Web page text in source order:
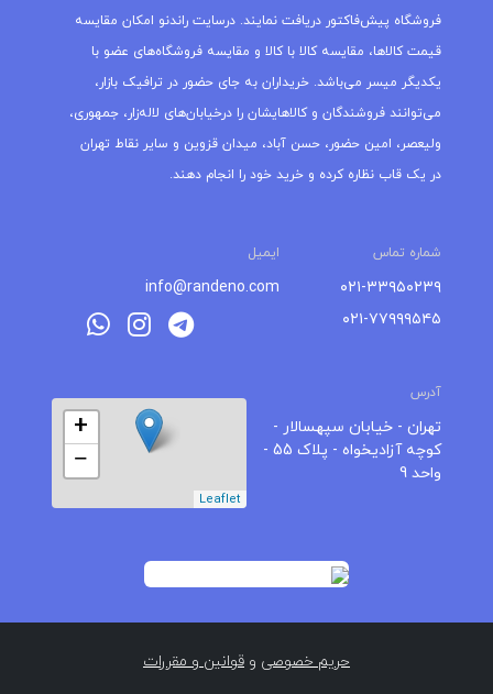
فروشگاه پیش‌فاکتور دریافت نمایند. درسایت راندنو امکان مقایسه
قیمت کالاها، مقایسه کالا با کالا و مقایسه فروشگاه‌های عضو با
یکدیگر میسر می‌باشد. خریداران به جای حضور در ترافیک بازار،
می‌توانند فروشندگان و کالاهایشان را درخیابان‌های لاله‌زار، جمهوری،
ولیعصر، امین حضور، حسن آباد، میدان قزوین و سایر نقاط تهران
در یک قاب نظاره کرده و خرید خود را انجام دهند.
شماره تماس ایمیل
۰۲۱-۳۳۹۵۰۲۳۹
۰۲۱-۷۷۹۹۹۵۴۵
info@randeno.com
آدرس
تهران - خیابان سپهسالار -
کوچه آزادیخواه - پلاک 55 -
واحد 9
+
−
Leaflet
حریم خصوصی و قوانین و مقررات